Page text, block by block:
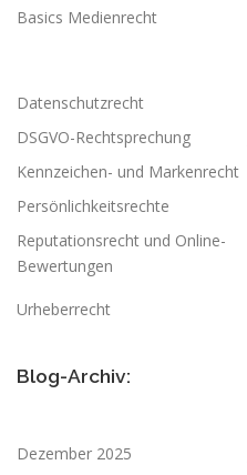
Basics Medienrecht
Datenschutzrecht
DSGVO-Rechtsprechung
Kennzeichen- und Markenrecht
Persönlichkeitsrechte
Reputationsrecht und Online-
Bewertungen
Urheberrecht
Blog-Archiv:
Dezember 2025